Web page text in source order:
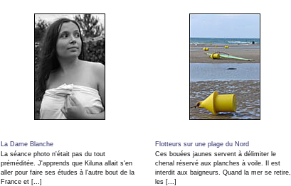
La Dame Blanche
La séance photo n'était pas du tout
préméditée. J'apprends que Kiluna allait s'en
aller pour faire ses études à l'autre bout de la
France et [...]
Flotteurs sur une plage du Nord
Ces bouées jaunes servent à délimiter le
chenal réservé aux planches à voile. Il est
interdit aux baigneurs. Quand la mer se retire,
les [...]